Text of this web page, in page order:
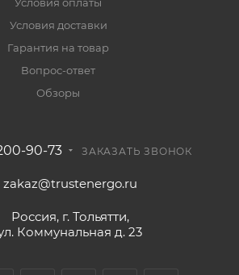
Условия доставки
Гарантия на товар
Вопрос-ответ
Обзоры
90-73 ЗАКАЗАТЬ ЗВОНОК
zakaz@trustenergo.ru
Россия, г. Тольятти,
Коммунальная д. 23